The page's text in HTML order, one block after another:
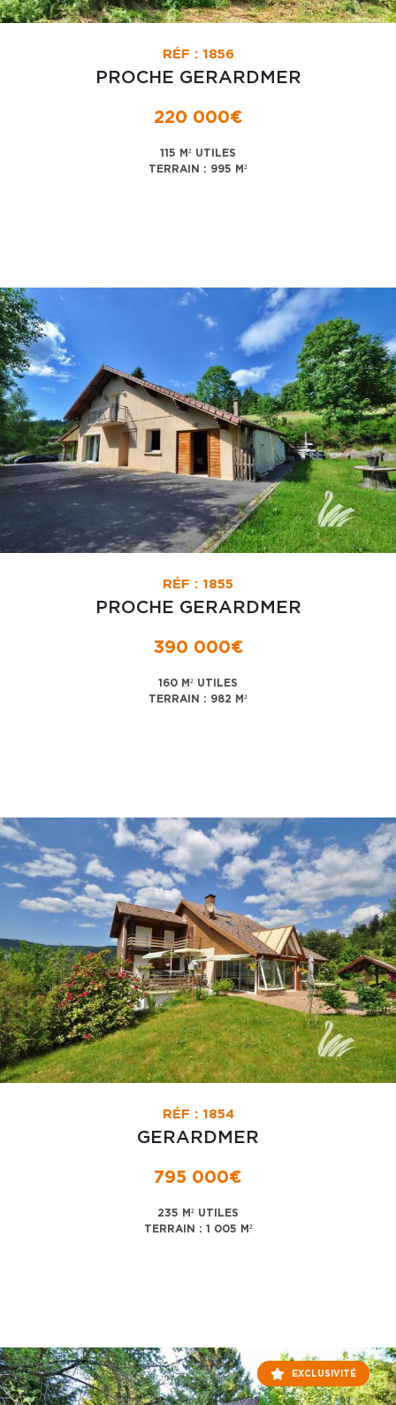
RÉF : 1856
PROCHE GERARDMER
220 000€
115 M² UTILES
TERRAIN : 995 M²
RÉF : 1855
PROCHE GERARDMER
390 000€
160 M² UTILES
TERRAIN : 982 M²
RÉF : 1854
GERARDMER
795 000€
235 M² UTILES
TERRAIN : 1 005 M²
EXCLUSIVITÉ